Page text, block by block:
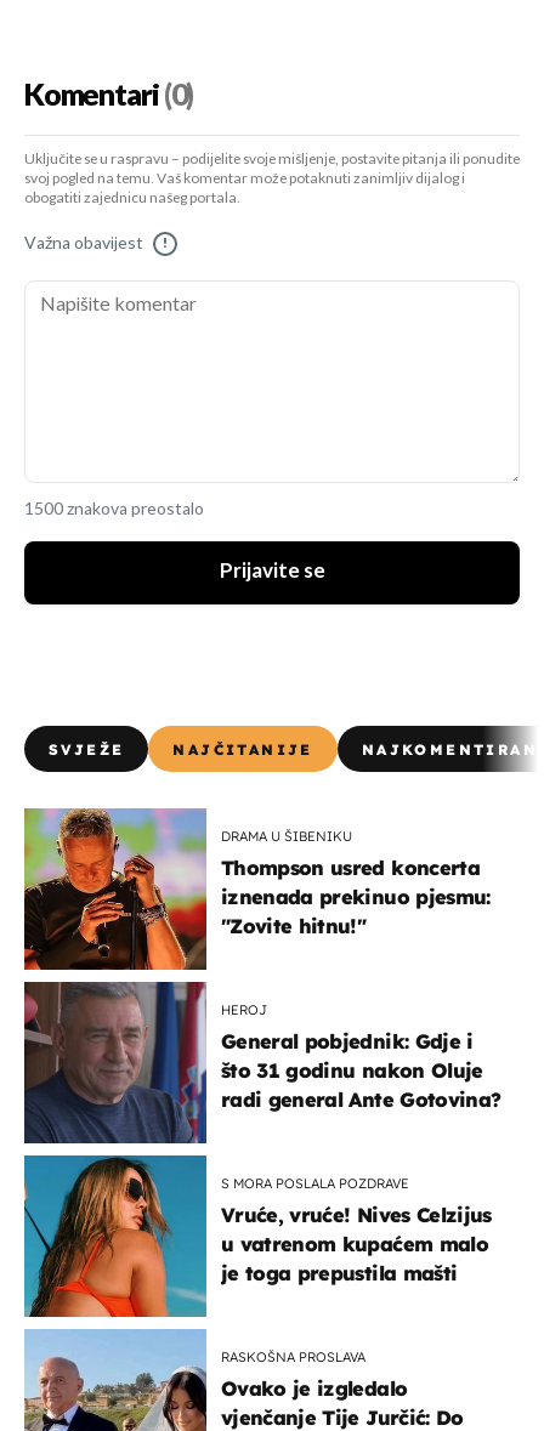
Komentari(0)
Uključite se u raspravu – podijelite svoje mišljenje, postavite pitanja ili ponudite
svoj pogled na temu. Vaš komentar može potaknuti zanimljiv dijalog i
obogatiti zajednicu našeg portala.
Važna obavijest !
1500 znakova preostalo
Prijavite se
SVJEŽE NAJČITANIJE
DRAMA U ŠIBENIKU
Thompson usred koncerta
iznenada prekinuo pjesmu:
"Zovite hitnu!"
HEROJ
General pobjednik: Gdje i
što 31 godinu nakon Oluje
radi general Ante Gotovina?
S MORA POSLALA POZDRAVE
Vruće, vruće! Nives Celzijus
u vatrenom kupaćem malo
je toga prepustila mašti
RASKOŠNA PROSLAVA
Ovako je izgledalo
vjenčanje Tije Jurčić: Do